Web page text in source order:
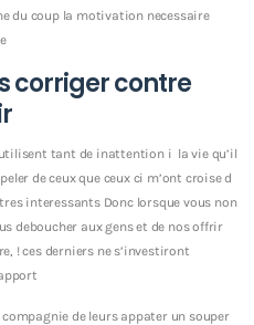
du coup la motivation necessaire
corriger contre
tant de inattention i la vie qu’il
de ceux que ceux ci m’ont croise d
interessants Donc lorsque vous non
deboucher aux gens et de nos offrir
! ces derniers ne s’investiront
de leurs appater un souper